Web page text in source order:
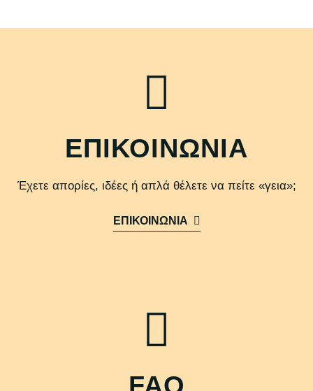
ΕΠΙΚΟΙΝΩΝΙΑ
Έχετε απορίες, ιδέες ή απλά θέλετε να πείτε «γεια»;
ΕΠΙΚΟΙΝΩΝΙΑ
FAQ